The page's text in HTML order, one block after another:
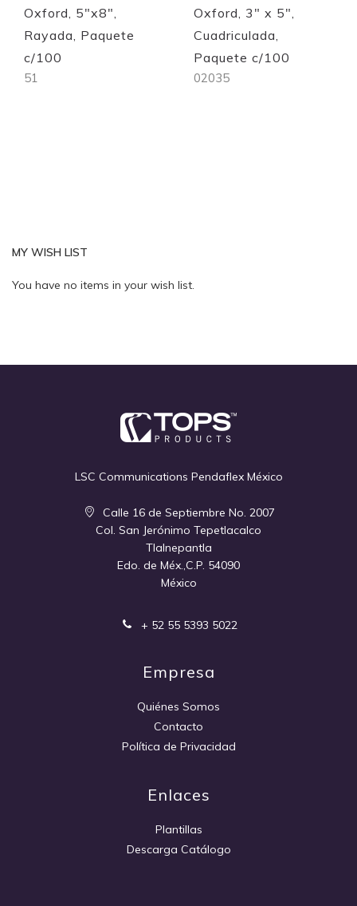
Oxford, 5"x8",
Rayada, Paquete
c/100
51
Quickview
Oxford, 3" x 5",
Cuadriculada,
Paquete c/100
02035
MY WISH LIST
You have no items in your wish list.
LSC Communications Pendaflex México
Calle 16 de Septiembre No. 2007
Col. San Jerónimo Tepetlacalco
Tlalnepantla
Edo. de Méx.,C.P. 54090
México
+ 52 55 5393 5022
Empresa
Quiénes Somos
Contacto
Política de Privacidad
Enlaces
Plantillas
Descarga Catálogo